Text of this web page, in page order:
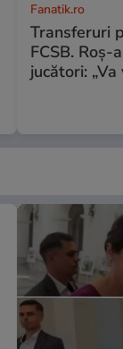
Fanatik.ro
Transferuri
FCSB.
jucători: